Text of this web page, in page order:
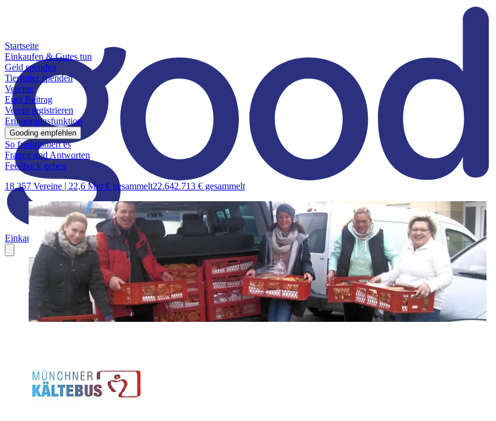
Einkaufen & Gutes tunGeld spendenTierfutter spenden Vereine Euer Beitrag
Startseite
Einkaufen & Gutes tun
Geld spenden
Tierfutter spenden
Vereine
Euer Beitrag
Verein registrieren
Erinnerungsfunktion
Gooding empfehlen
So funktioniert es
Fragen und Antworten
Feedback geben
18.357 Vereine | 22,6 Mio € gesammelt22.642.713 € gesammelt